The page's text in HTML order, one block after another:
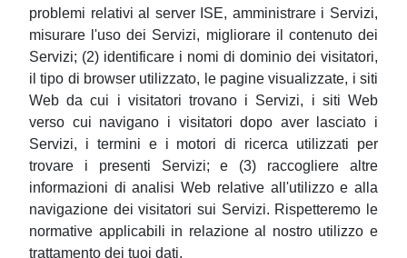
problemi relativi al server ISE, amministrare i Servizi,
misurare l'uso dei Servizi, migliorare il contenuto dei
Servizi; (2) identificare i nomi di dominio dei visitatori,
il tipo di browser utilizzato, le pagine visualizzate, i siti
Web da cui i visitatori trovano i Servizi, i siti Web
verso cui navigano i visitatori dopo aver lasciato i
Servizi, i termini e i motori di ricerca utilizzati per
trovare i presenti Servizi; e (3) raccogliere altre
informazioni di analisi Web relative all'utilizzo e alla
navigazione dei visitatori sui Servizi. Rispetteremo le
normative applicabili in relazione al nostro utilizzo e
trattamento dei tuoi dati.